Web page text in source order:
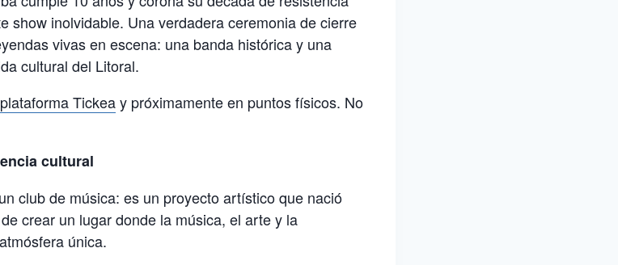
show inolvidable. Una verdadera ceremonia de cierre
vivas en escena: una banda histórica y una
cultural del Litoral.
Tickeay próximamente en puntos físicos. No
cultural
club de música: es un proyecto artístico que nació
crear un lugar donde la música, el arte y la
única.